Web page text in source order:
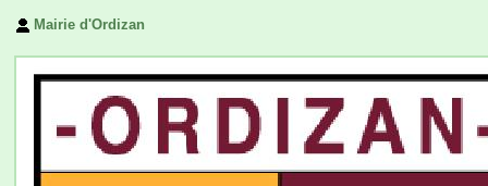
Mairie d'Ordizan